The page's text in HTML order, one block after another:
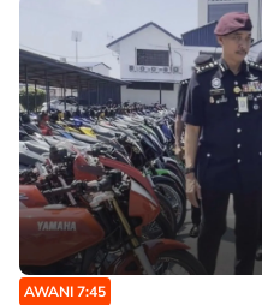
AWANI 7:45